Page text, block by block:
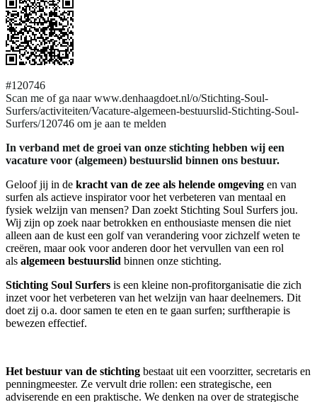
#120746
Scan me of ga naar www.denhaagdoet.nl/o/Stichting-Soul-
Surfers/activiteiten/Vacature-algemeen-bestuurslid-Stichting-Soul-
Surfers/120746 om je aan te melden
In verband met de groei van onze stichting hebben wij een
vacature voor (algemeen) bestuurslid binnen ons bestuur.
Geloof jij in de kracht van de zee als helende omgeving en van
surfen als actieve inspirator voor het verbeteren van mentaal en
fysiek welzijn van mensen? Dan zoekt Stichting Soul Surfers jou.
Wij zijn op zoek naar betrokken en enthousiaste mensen die niet
alleen aan de kust een golf van verandering voor zichzelf weten te
creëren, maar ook voor anderen door het vervullen van een rol
als algemeen bestuurslid binnen onze stichting.
Stichting Soul Surfers is een kleine non-profitorganisatie die zich
inzet voor het verbeteren van het welzijn van haar deelnemers. Dit
doet zij o.a. door samen te eten en te gaan surfen; surftherapie is
bewezen effectief.
Het bestuur van de stichting bestaat uit een voorzitter, secretaris en
penningmeester. Ze vervult drie rollen: een strategische, een
adviserende en een praktische. We denken na over de strategische